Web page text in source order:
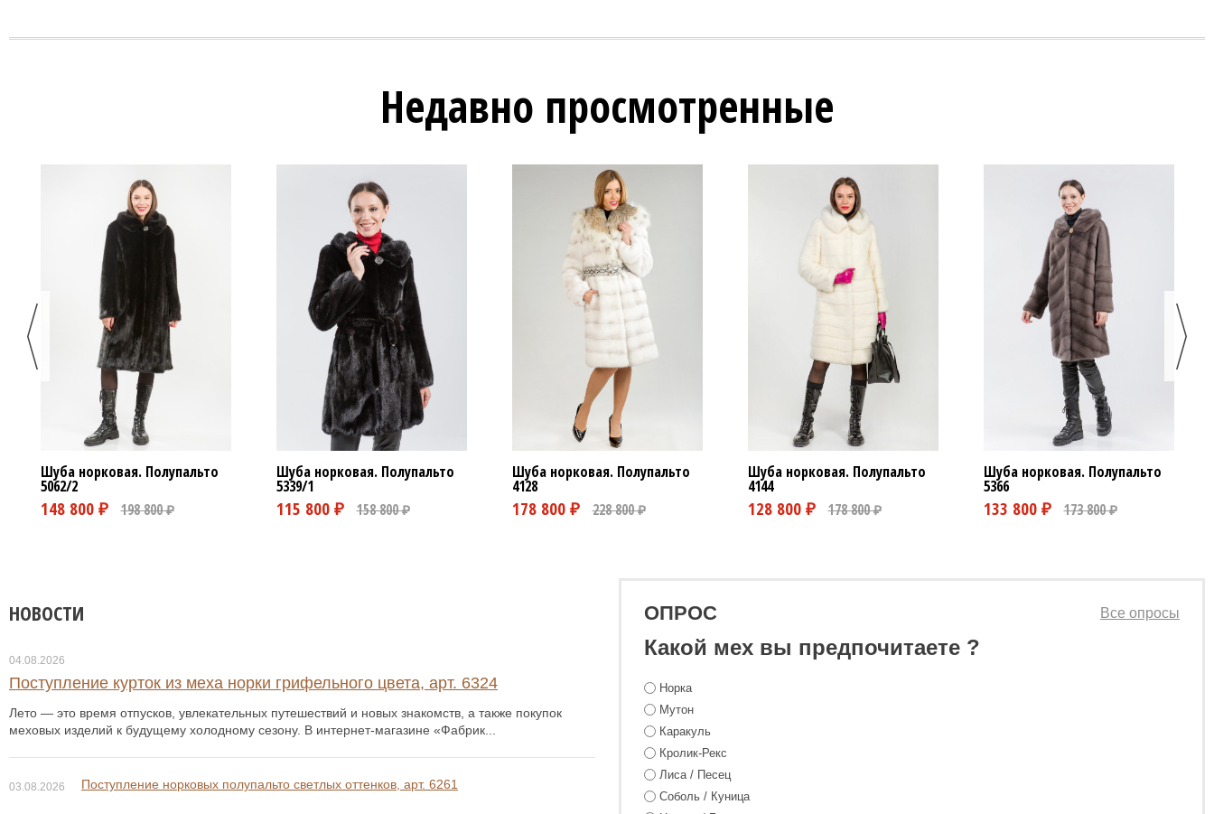
56 800 ₽ 68 800 ₽ 56
Недавно просмотренные
Шуба норковая. Полупальто
5062/2
Шуба норковая. Полупальто
5339/1
Шуба норковая. Полупальто
4128
Шуба норковая. Полупальто
4144
Шуба норковая. Полупальто
5366
НОВОСТИ
04.08.2026
Поступление курток из меха норки грифельного цвета, арт. 6324
Лето — это время отпусков, увлекательных путешествий и новых знакомств, а также покупок
меховых изделий к будущему холодному сезону. В интернет-магазине «Фабрик...
03.08.2026 Поступление норковых полупальто светлых оттенков, арт. 6261
ОПРОС
Какой мех вы предпочитаете ?
Все опросы
Норка
Мутон
Каракуль
Кролик-Рекс
Лиса / Песец
Соболь / Куница